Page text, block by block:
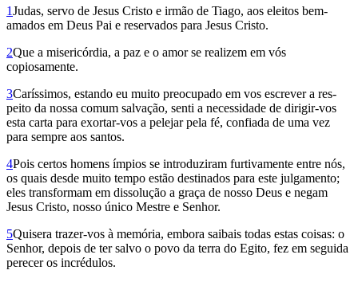
1Judas, servo de Jesus Cristo e irmão de Tiago, aos eleitos bem-
amados em Deus Pai e reservados para Jesus Cristo.
2Que a misericórdia, a paz e o amor se realizem em vós
copiosamente.
3Caríssimos, estando eu muito preocupado em vos escrever a res­
peito da nossa comum salvação, senti a necessidade de dirigir-vos
esta carta para exortar-vos a pelejar pela fé, confiada de uma vez
para sempre aos santos.
4Pois certos homens ímpios se introduziram furtivamente entre nós,
os quais desde muito tempo estão destinados para este julgamento;
eles transformam em dissolução a graça de nosso Deus e negam
Jesus Cristo, nosso único Mestre e Senhor.
5Quisera trazer-vos à memória, embora saibais todas estas coisas: o
Senhor, depois de ter salvo o povo da terra do Egito, fez em seguida
perecer os incrédulos.